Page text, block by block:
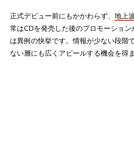
正式デビュー前にもかかわらず、 地上
常はCDを発売した後のプロモーショ
は異例の快挙です。情報が少ない段階
ない層にも広くアピールする機会を得ま